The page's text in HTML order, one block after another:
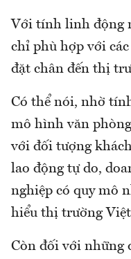
Với tính linh động
chỉ phù hợp với
đặt chân đến thị
Có thể nói, nhờ
mô hình văn
với đối tượng
lao động tự do,
nghiệp có quy mô
hiểu thị trường
Còn đối với những